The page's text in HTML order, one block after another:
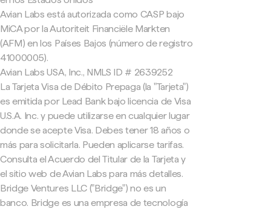
Avian Labs está autorizada como CASP bajo
MiCA por la Autoriteit Financiële Markten
(AFM) en los Países Bajos (número de registro
41000005).
Avian Labs USA, Inc., NMLS ID # 2639252
La Tarjeta Visa de Débito Prepaga (la "Tarjeta")
es emitida por Lead Bank bajo licencia de Visa
U.S.A. Inc. y puede utilizarse en cualquier lugar
donde se acepte Visa. Debes tener 18 años o
más para solicitarla. Pueden aplicarse tarifas.
Consulta el Acuerdo del Titular de la Tarjeta y
el sitio web de Avian Labs para más detalles.
Bridge Ventures LLC ("Bridge") no es un
banco. Bridge es una empresa de tecnología